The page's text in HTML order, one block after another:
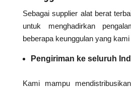
Sebagai supplier alat berat
untuk menghadirkan
beberapa keunggulan yang
Pengiriman ke seluruh
Kami mampu